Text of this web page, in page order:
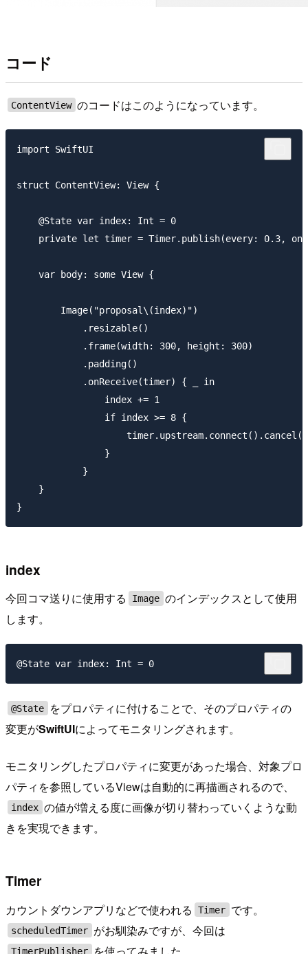
コード
ContentView のコードはこのようになっています。
import SwiftUI
struct ContentView: View {
    @State var index: Int = 0
private let timer = Timer.publish(every: 0.3,
    var body: some View {
        Image("proposal\(index)")
            .resizable()
            .frame(width: 300, height: 300)
            .padding()
            .onReceive(timer) { _ in
                index += 1
                if index >= 8 {
                    timer.upstream.connect().cancel()
                }
            }
    }
index
今回コマ送りに使用する Image のインデックスとして使用
します。
@State
をプロパティに付けることで、そのプロパティの
変更がSwiftUIによってモニタリングされます。
モニタリングしたプロパティに変更があった場合、対象プロ
パティを参照しているViewは自動的に再描画されるので、
index の値が増える度に画像が切り替わっていくような動
きを実現できます。
Timer
カウントダウンアプリなどで使われる Timer です。
scheduledTimer がお馴染みですが、今回は
TimerPublisher を使ってみました。